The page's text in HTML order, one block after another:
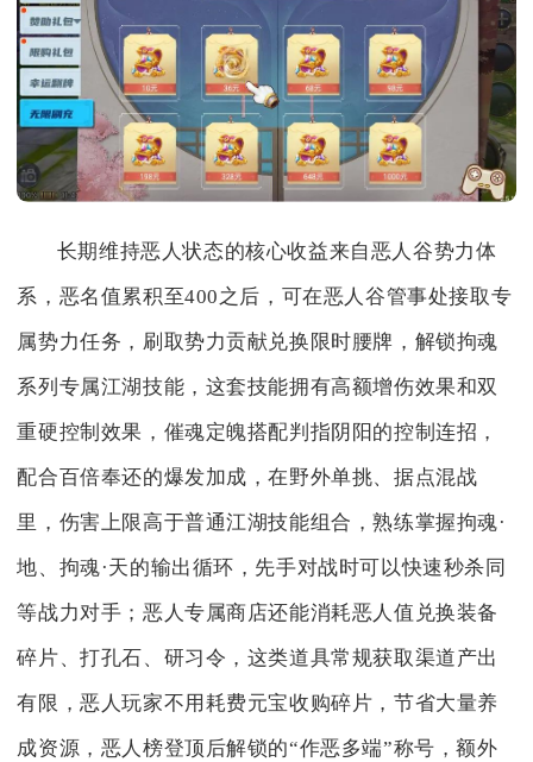
长期维持恶人状态的核心收益来自恶人谷势力体
系，恶名值累积至400之后，可在恶人谷管事处接取专
属势力任务，刷取势力贡献兑换限时腰牌，解锁拘魂
系列专属江湖技能，这套技能拥有高额增伤效果和双
重硬控制效果，催魂定魄搭配判指阴阳的控制连招，
配合百倍奉还的爆发加成，在野外单挑、据点混战
里，伤害上限高于普通江湖技能组合，熟练掌握拘魂·
地、拘魂·天的输出循环，先手对战时可以快速秒杀同
等战力对手；恶人专属商店还能消耗恶人值兑换装备
碎片、打孔石、研习令，这类道具常规获取渠道产出
有限，恶人玩家不用耗费元宝收购碎片，节省大量养
成资源，恶人榜登顶后解锁的“作恶多端”称号，额外